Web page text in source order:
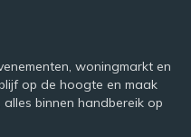
woningmarkt en
op de hoogte en maak
binnen handbereik op